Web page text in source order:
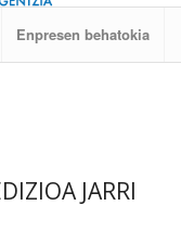
Enpresen behatokia
JARRI